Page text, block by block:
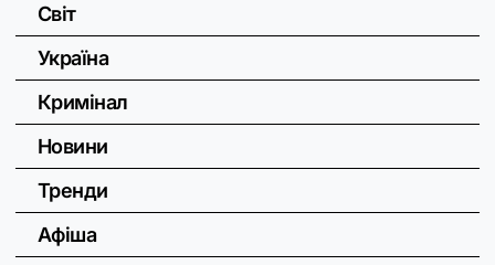
Світ
Україна
Кримінал
Новини
Тренди
Афіша